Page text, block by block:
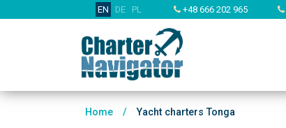
EN DE PL +48 666 202 965
Home / Yacht charters Tonga